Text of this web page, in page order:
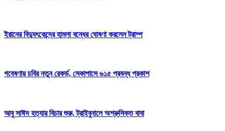
ইরানের বিদ্যুৎকেন্দ্রে হামলা বন্ধের ঘোষণা করলেন ট্রাম্প
গবেষণায় চবির নতুন রেকর্ড, স্কোপাসে ৬১৫ প্রবন্ধ প্রকাশ
আবু সাঈদ হত্যার বিচার শুরু, ট্রাইবুনালে অশ্রুসিক্ত বাবা